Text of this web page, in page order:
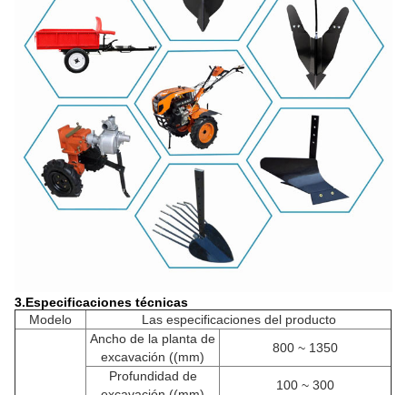
3.Especificaciones técnicas
Modelo
Las especificaciones del producto
Ancho de la planta de
excavación ((mm)
800 ~ 1350
Profundidad de
100 ~ 300